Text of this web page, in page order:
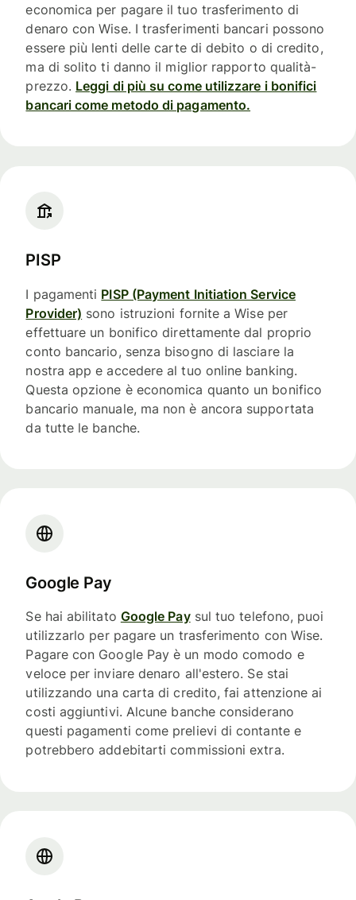
economica per pagare il tuo trasferimento di
denaro con Wise. I trasferimenti bancari possono
essere più lenti delle carte di debito o di credito,
ma di solito ti danno il miglior rapporto qualità-
prezzo. Leggi di più su come utilizzare i bonifici
bancari come metodo di pagamento.
PISP
I pagamenti PISP (Payment Initiation Service
Provider) sono istruzioni fornite a Wise per
effettuare un bonifico direttamente dal proprio
conto bancario, senza bisogno di lasciare la
nostra app e accedere al tuo online banking.
Questa opzione è economica quanto un bonifico
bancario manuale, ma non è ancora supportata
da tutte le banche.
Google Pay
Se hai abilitato Google Paysul tuo telefono, puoi
utilizzarlo per pagare un trasferimento con Wise.
Pagare con Google Pay è un modo comodo e
veloce per inviare denaro all'estero. Se stai
utilizzando una carta di credito, fai attenzione ai
costi aggiuntivi. Alcune banche considerano
questi pagamenti come prelievi di contante e
potrebbero addebitarti commissioni extra.